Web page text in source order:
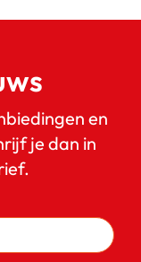
en
je dan in